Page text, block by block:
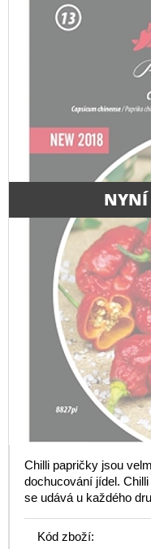
NYNÍ
Chilli papričky jsou
dochucování jídel.
se udává u každého
Kód zboží: